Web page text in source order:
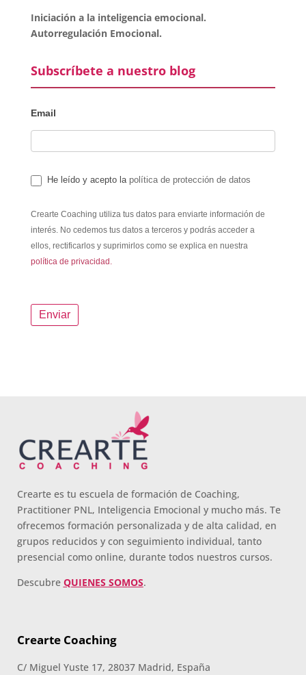
Iniciación a la inteligencia emocional.
Autorregulación Emocional.
Subscríbete a nuestro blog
Email
He leído y acepto la política de protección de datos
Crearte Coaching utiliza tus datos para enviarte información de
interés. No cedemos tus datos a terceros y podrás acceder a
ellos, rectificarlos y suprimirlos como se explica en nuestra
política de privacidad.
Crearte es tu escuela de formación de Coaching,
Practitioner PNL, Inteligencia Emocional y mucho más. Te
ofrecemos formación personalizada y de alta calidad, en
grupos reducidos y con seguimiento individual, tanto
presencial como online, durante todos nuestros cursos.
Descubre QUIENES SOMOS.
Crearte Coaching
C/ Miguel Yuste 17, 28037 Madrid, España